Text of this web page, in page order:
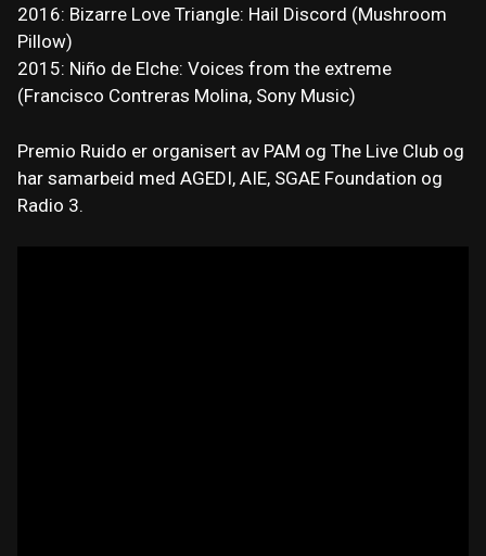
2016: Bizarre Love Triangle: Hail Discord (Mushroom
Pillow)
2015: Niño de Elche: Voices from the extreme
(Francisco Contreras Molina, Sony Music)
Premio Ruido er organisert av PAM og The Live Club og
har samarbeid med AGEDI, AIE, SGAE Foundation og
Radio 3.